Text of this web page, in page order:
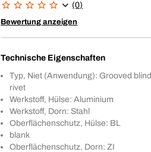
(0)
Bewertung anzeigen
Technische Eigenschaften
Typ, Niet (Anwendung): Grooved blind
rivet
Werkstoff, Hülse: Aluminium
Werkstoff, Dorn: Stahl
Oberflächenschutz, Hülse: BL
blank
Oberflächenschutz, Dorn: ZI